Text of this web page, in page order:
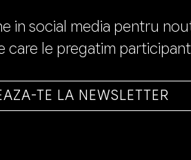
in social media pentru
care le pregatim
TE LA NEWSLETTER